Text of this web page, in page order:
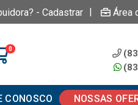
- Cadastrar | Área
0
CONOSCO NOSSAS